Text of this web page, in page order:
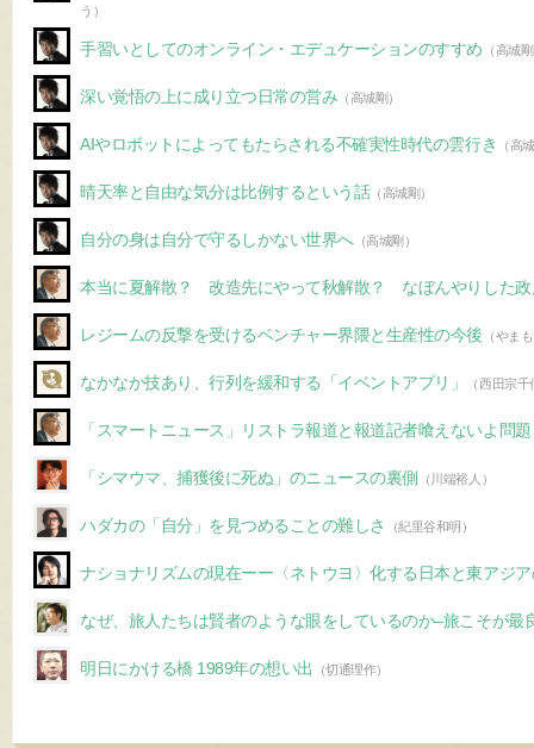
う）
手習いとしてのオンライン・エデュケーションのすすめ （高城
深い覚悟の上に成り立つ日常の営み （高城剛）
AIやロボットによってもたらされる不確実性時代の雲行き （高
晴天率と自由な気分は比例するという話（高城剛）
自分の身は自分で守るしかない世界へ（高城剛）
本当に夏解散？ 改造先にやって秋解散？ なぼんやりした政
レジームの反撃を受けるベンチャー界隈と生産性の今後 （やま
なかなか技あり、行列を緩和する「イベントアプリ」 （西田宗千
「スマートニュース」リストラ報道と報道記者喰えないよ問題
「シマウマ、捕獲後に死ぬ」のニュースの裏側 （川端裕人）
ハダカの「自分」を見つめることの難しさ （紀里谷和明）
ナショナリズムの現在ーー〈ネトウヨ〉化する日本と東アジ
なぜ、旅人たちは賢者のような眼をしているのか–旅こそが最
明日にかける橋 1989年の想い出 （切通理作）